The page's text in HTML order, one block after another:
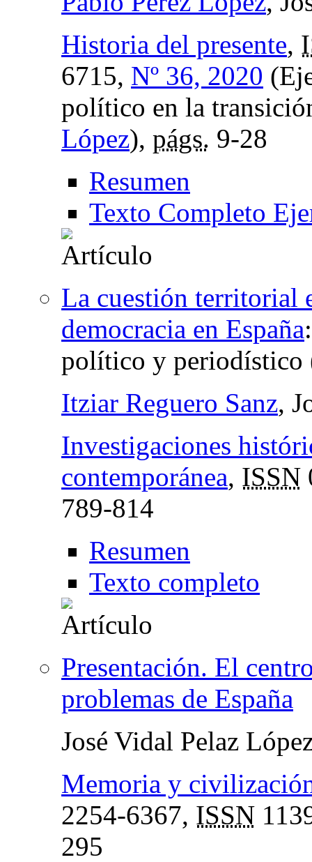
Historia del presente,
6715, Nº 36, 2020
político en la
López), págs. 9-28
Resumen
Texto Completo
La cuestión territorial
democracia en España
político y periodístico
Itziar Reguero Sanz,
Investigaciones
contemporánea, ISSN
789-814
Resumen
Texto completo
Presentación. El
problemas de España
José Vidal Pelaz
Memoria y
2254-6367, ISSN
295